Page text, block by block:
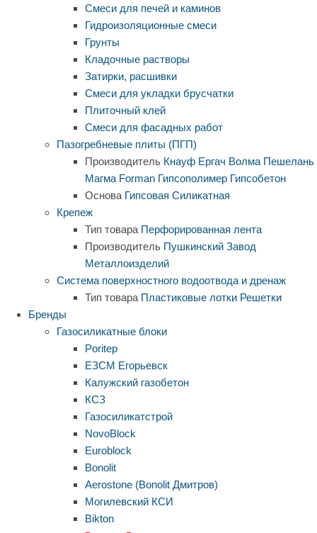
Смеси для печей и каминов
Гидроизоляционные смеси
Грунты
Кладочные растворы
Затирки, расшивки
Смеси для укладки брусчатки
Плиточный клей
Смеси для фасадных работ
Пазогребневые плиты (ПГП)
Производитель Кнауф Ергач Волма Пешелань
Магма Forman Гипсополимер Гипсобетон
Основа Гипсовая Силикатная
Крепеж
Тип товара Перфорированная лента
Производитель Пушкинский Завод
Металлоизделий
Система поверхностного водоотвода и дренаж
Тип товара Пластиковые лотки Решетки
Бренды
Газосиликатные блоки
Poritep
ЕЗСМ Егорьевск
Калужский газобетон
КСЗ
Газосиликатстрой
NovoBlock
Euroblock
Bonolit
Aerostone (Bonolit Дмитров)
Могилевский КСИ
Bikton